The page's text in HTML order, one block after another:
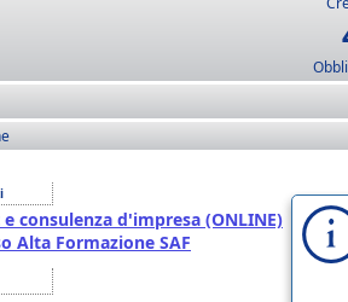
consulenza d'impresa (ONLINE)
Alta Formazione SAF